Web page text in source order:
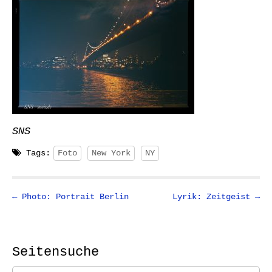
SNS
Tags: Foto New York NY
P
t
← Photo: Portrait Berlin Lyrik: Zeitgeist →
Seitensuche